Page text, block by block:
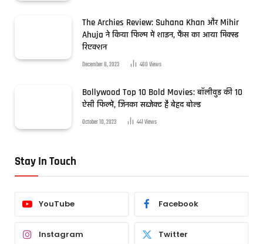
The Archies Review: Suhana Khan और Mihir
Ahuja ने किया फिल्म में शाइन, फैंस का आया मिक्स्ड
रिएक्शन
December 8, 2023 460Views
Bollywood Top 10 Bold Movies: बॉलीवुड की 10
ऐसी फिल्में, जिनका सब्जेक्ट है बेहद बोल्ड
October 10, 2023 441Views
Stay In Touch
YouTube Facebook
Instagram Twitter